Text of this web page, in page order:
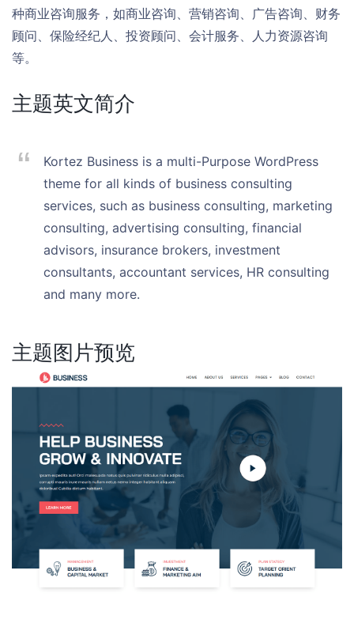
种商业咨询服务，如商业咨询、营销咨询、广告咨询、财务
顾问、保险经纪人、投资顾问、会计服务、人力资源咨询
等。
主题英文简介
Kortez Business is a multi-Purpose WordPress
theme for all kinds of business consulting
services, such as business consulting, marketing
consulting, advertising consulting, financial
advisors, insurance brokers, investment
consultants, accountant services, HR consulting
and many more.
主题图片预览